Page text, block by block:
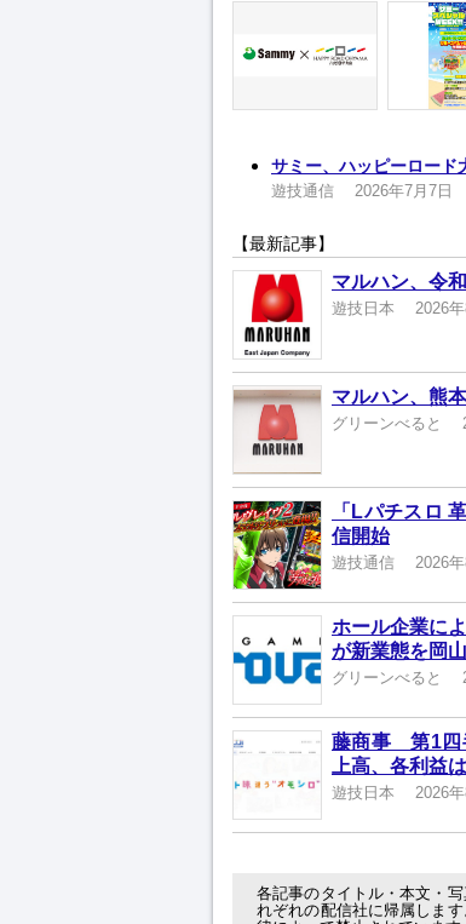
サミー、ハッピーロード
遊技通信 2026年7月7日
【最新記事】
マルハン、令
遊技日本 2026
マルハン、熊
グリーンべると
「Lパチスロ
信開始
遊技通信 2026
ホール企業に
が新業態を岡
グリーンべると
藤商事 第1四
上高、各利益
遊技日本 2026
各記事のタイトル・本文・
れぞれの配信社に帰属しま